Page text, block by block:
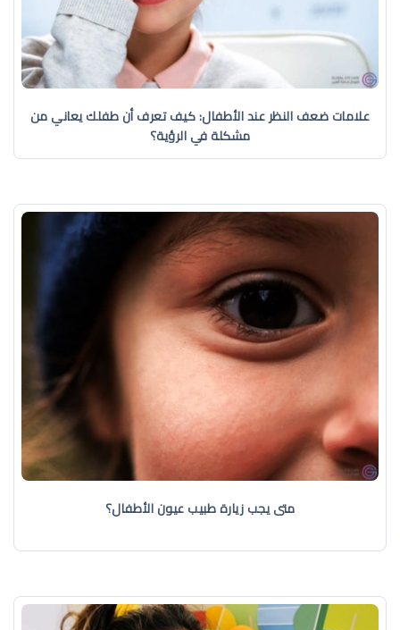
علامات ضعف النظر عند الأطفال: كيف تعرف أن طفلك يعاني من
مشكلة في الرؤية؟
متى يجب زيارة طبيب عيون الأطفال؟